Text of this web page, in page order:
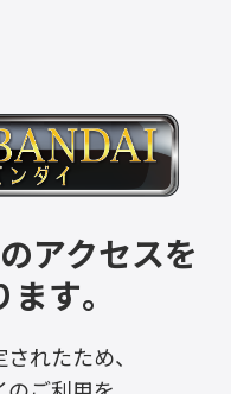
アクセスを
す。
れたため、